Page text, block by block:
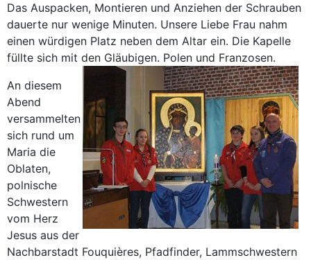
Das Auspacken, Montieren und Anziehen der Schrauben
dauerte nur wenige Minuten. Unsere Liebe Frau nahm
einen würdigen Platz neben dem Altar ein. Die Kapelle
füllte sich mit den Gläubigen. Polen und Franzosen.
An diesem
Abend
versammelten
sich rund um
Maria die
Oblaten,
polnische
Schwestern
vom Herz
Jesus aus der
Nachbarstadt Fouquières, Pfadfinder, Lammschwestern